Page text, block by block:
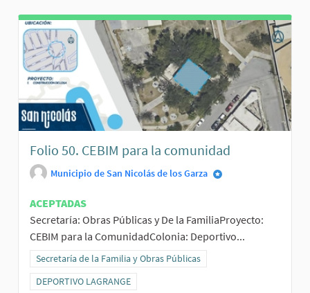
Folio 50. CEBIM para la comunidad
Municipio de San Nicolás de los Garza
ACEPTADAS
Secretaría: Obras Públicas y De la FamiliaProyecto:
CEBIM para la ComunidadColonia: Deportivo...
Resultados al filtrar por la categoría: Secretaría de la Familia y
Secretaría de la Familia y Obras Públicas
Resultados al filtrar por el ámbito: DEPORTIVO LAGRANGE
DEPORTIVO LAGRANGE